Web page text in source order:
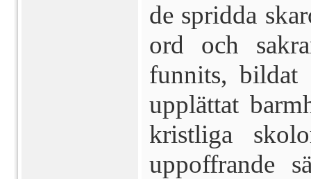
de spridda
ord och
funnits, bildat
upp­lättat
kristliga
uppoffrande